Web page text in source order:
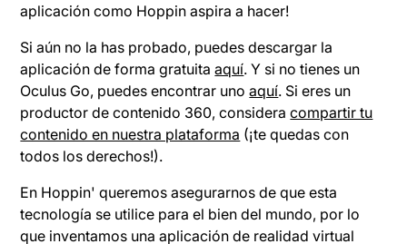
aplicación como Hoppin aspira a hacer!
Si aún no la has probado, puedes descargar la
aplicación de forma gratuitaaquí. Y si no tienes un
Oculus Go, puedes encontrar unoaquí. Si eres un
productor de contenido 360, consideracompartir tu
contenido en nuestra plataforma (¡te quedas con
todos los derechos!).
En Hoppin' queremos asegurarnos de que esta
tecnología se utilice para el bien del mundo, por lo
que inventamos una aplicación de realidad virtual